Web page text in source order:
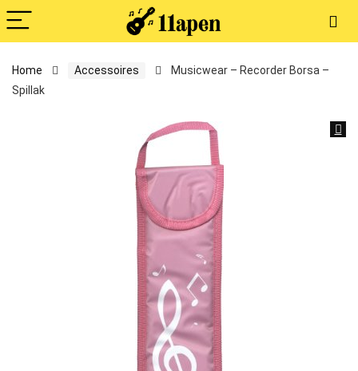
Home Accessoires
Musicwear – Recorder Borsa –
Spillak